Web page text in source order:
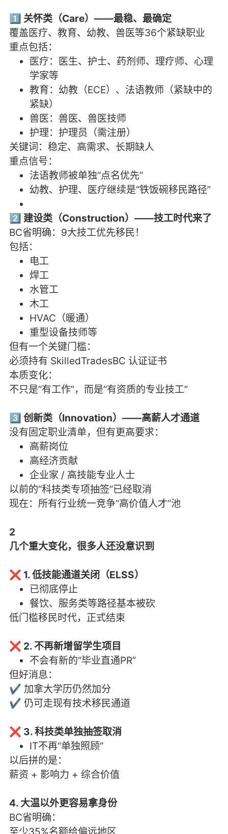
1️⃣ 关怀类（Care）——最稳、最确定
覆盖医疗、教育、幼教、兽医等36个紧缺职业
重点包括：
医疗：医生、护士、药剂师、理疗师、心理
学家等
教育：幼教（ECE）、法语教师（紧缺中的
紧缺）
兽医：兽医、兽医技师
护理：护理员（需注册）
关键词：稳定、高需求、长期缺人
重点信号：
法语教师被单独“点名优先”
幼教、护理、医疗继续是“铁饭碗移民路径”
2️⃣ 建设类（Construction）——技工时代来了
BC省明确：9大技工优先移民！
包括：
电工
焊工
水管工
木工
HVAC（暖通）
重型设备技师等
但有一个关键门槛：
必须持有 SkilledTradesBC 认证证书
本质变化：
不只是“有工作”，而是“有资质的专业技工”
3️⃣ 创新类（Innovation）——高薪人才通道
没有固定职业清单，但有更高要求：
高薪岗位
高经济贡献
企业家 / 高技能专业人士
以前的“科技类专项抽签”已经取消
现在：所有行业统一竞争“高价值人才”池
2
几个重大变化，很多人还没意识到
❌ 1. 低技能通道关闭（ELSS）
已彻底停止
餐饮、服务类等路径基本被砍
低门槛移民时代，正式结束
❌ 2. 不再新增留学生项目
不会有新的“毕业直通PR”
但好消息：
✔ 加拿大学历仍然加分
✔ 仍可走现有技术移民通道
❌ 3. 科技类单独抽签取消
IT不再“单独照顾”
以后拼的是：
薪资 + 影响力 + 综合价值
4. 大温以外更容易拿身份
BC省明确：
至少35%名额给偏远地区